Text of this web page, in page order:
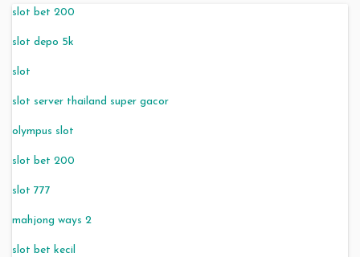
slot bet 200
slot depo 5k
slot
slot server thailand super gacor
olympus slot
slot bet 200
slot 777
mahjong ways 2
slot bet kecil